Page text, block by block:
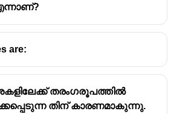
are:
തരംഗരൂപത്തിൽ
തിന് കാരണമാകുന്നു.